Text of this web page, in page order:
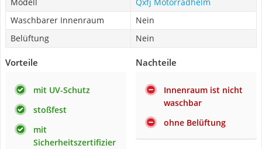
Waschbarer Innenraum
Nein
Belüftung
Nein
Vorteile
mit UV-Schutz
stoßfest
mit
Sicherheitszertifizier
Nachteile
Innenraum ist nicht
waschbar
ohne Belüftung